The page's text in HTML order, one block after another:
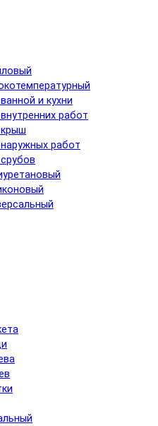
и кухни
работ
крыш
работ